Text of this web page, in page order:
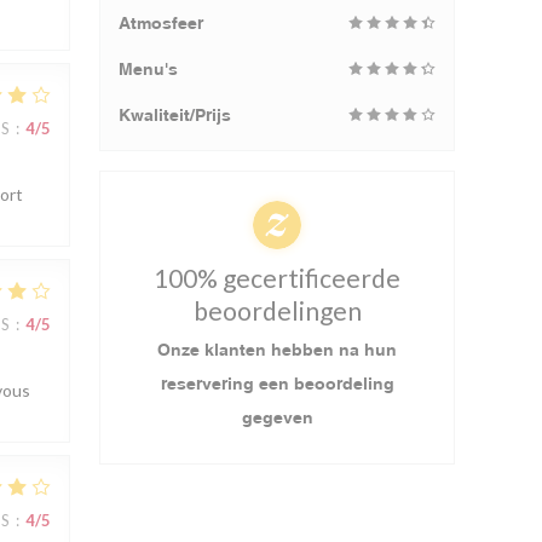
: 4/5
: 4/5
: 4/5
Atmosfeer
Menu's
Kwaliteit/Prijs
100% gecertificeerde
beoordelingen
Onze klanten hebben na hun
reservering een beoordeling
gegeven